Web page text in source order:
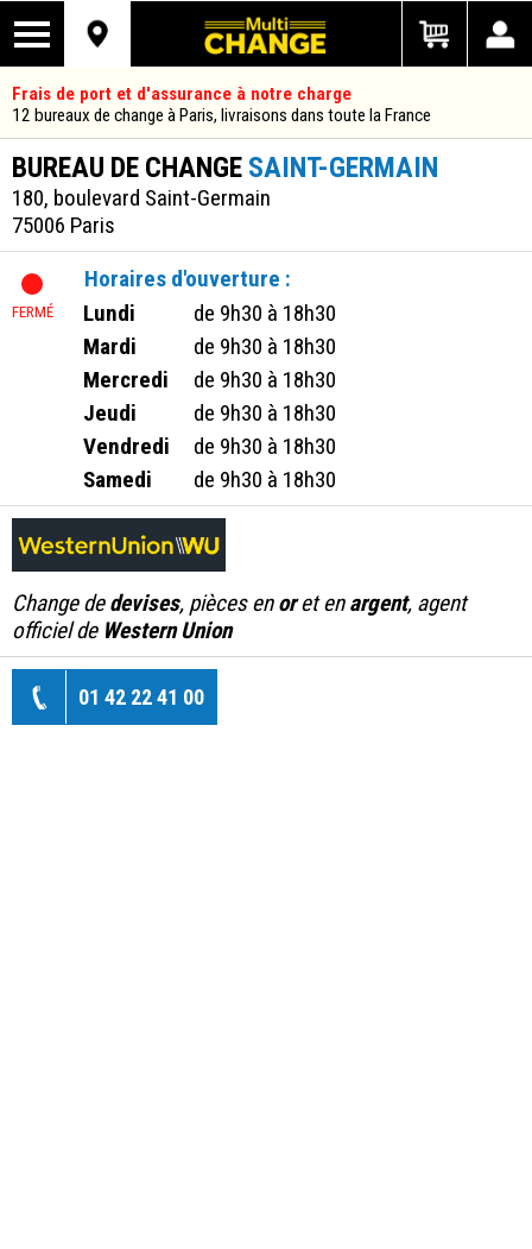
Frais de port et d'assurance à notre charge
12 bureaux de change à Paris, livraisons dans toute la France
BUREAU DE CHANGE SAINT-GERMAIN
180, boulevard Saint-Germain
75006 Paris
Horaires d'ouverture :
Lundi
de 9h30 à 18h30
Mardi
de 9h30 à 18h30
Mercredi
de 9h30 à 18h30
Jeudi
de 9h30 à 18h30
Vendredi
de 9h30 à 18h30
Samedi
de 9h30 à 18h30
Change dedevises, pièces enoret enargent, agent
officiel de Western Union
01 42 22 41 00